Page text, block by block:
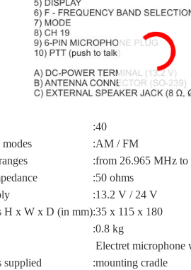
:40
:AM / FM
:from 26.965 MHz
:50 ohms
:13.2 V / 24 V
H x W x D (in mm):35 x 115 x 180
:0.8 kg
supplied :
Electret microphone
mounting cradle